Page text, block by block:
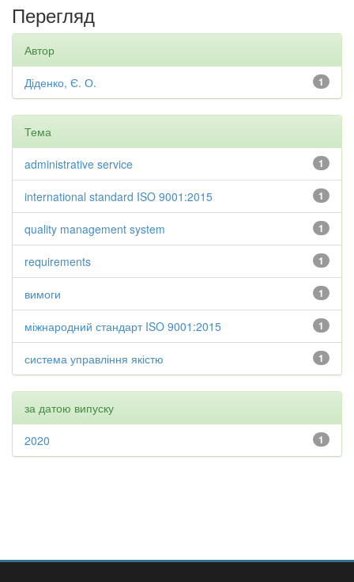
Перегляд
Автор
1
Діденко, Є. О.
Тема
1
administrative service
1
international standard ISO 9001:2015
1
quality management system
1
requirements
1
вимоги
1
міжнародний стандарт ISO 9001:2015
1
система управління якістю
за датою випуску
1
2020